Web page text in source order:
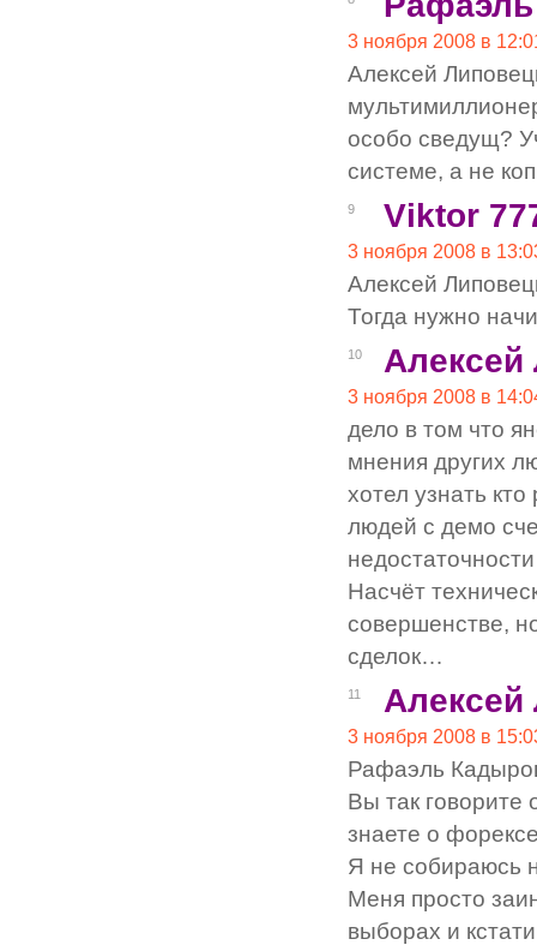
3 ноября 2008 в
Алексей
особо сведущ?
системе, а не
9 Viktor
3 ноября 2008 в
Алексей
Тогда нужно
10 Алексей
3 ноября 2008 в
дело в том что
мнения других
хотел узнать
людей с демо
Насчёт
совершенстве,
сделок…
11 Алексей
3 ноября 2008 в
Рафаэль
Вы так говорите
знаете о
Я не собираюсь
Меня просто
выборах и